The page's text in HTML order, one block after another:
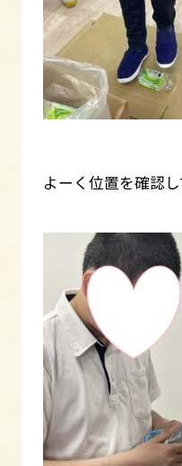
よーく位置を確認